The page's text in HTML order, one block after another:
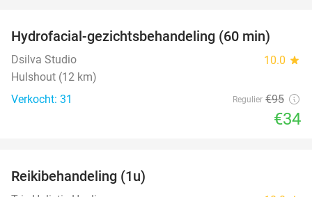
64%
Hydrofacial-gezichtsbehandeling (60 min)
Dsilva Studio 10.0 star
Hulshout (12 km)
Verkocht: 31
Regulier €95
€34
Reikibehandeling (1u)